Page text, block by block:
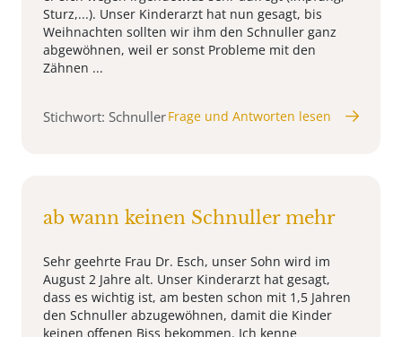
Sturz,...). Unser Kinderarzt hat nun gesagt, bis
Weihnachten sollten wir ihm den Schnuller ganz
abgewöhnen, weil er sonst Probleme mit den
Zähnen ...
Stichwort: SchnullerFrage und Antworten lesen
ab wann keinen Schnuller mehr
Sehr geehrte Frau Dr. Esch, unser Sohn wird im
August 2 Jahre alt. Unser Kinderarzt hat gesagt,
dass es wichtig ist, am besten schon mit 1,5 Jahren
den Schnuller abzugewöhnen, damit die Kinder
keinen offenen Biss bekommen. Ich kenne